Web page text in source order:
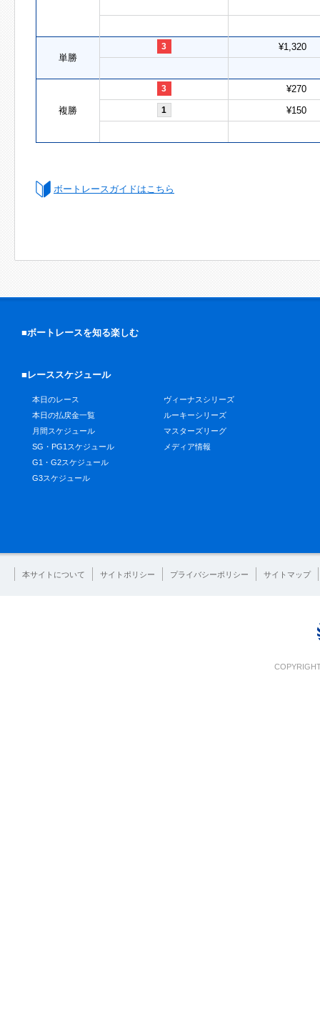
単勝
3 ¥1,320
複勝
3 ¥270
1 ¥150
ボートレースガイドはこちら
■ボートレースを知る楽しむ
■レーススケジュール
本日のレース
本日の払戻金一覧
月間スケジュール
SG・PG1スケジュール
G1・G2スケジュール
G3スケジュール
ヴィーナスシリーズ
ルーキーシリーズ
マスターズリーグ
メディア情報
本サイトについて サイトポリシー プライバシーポリシー サイトマップ